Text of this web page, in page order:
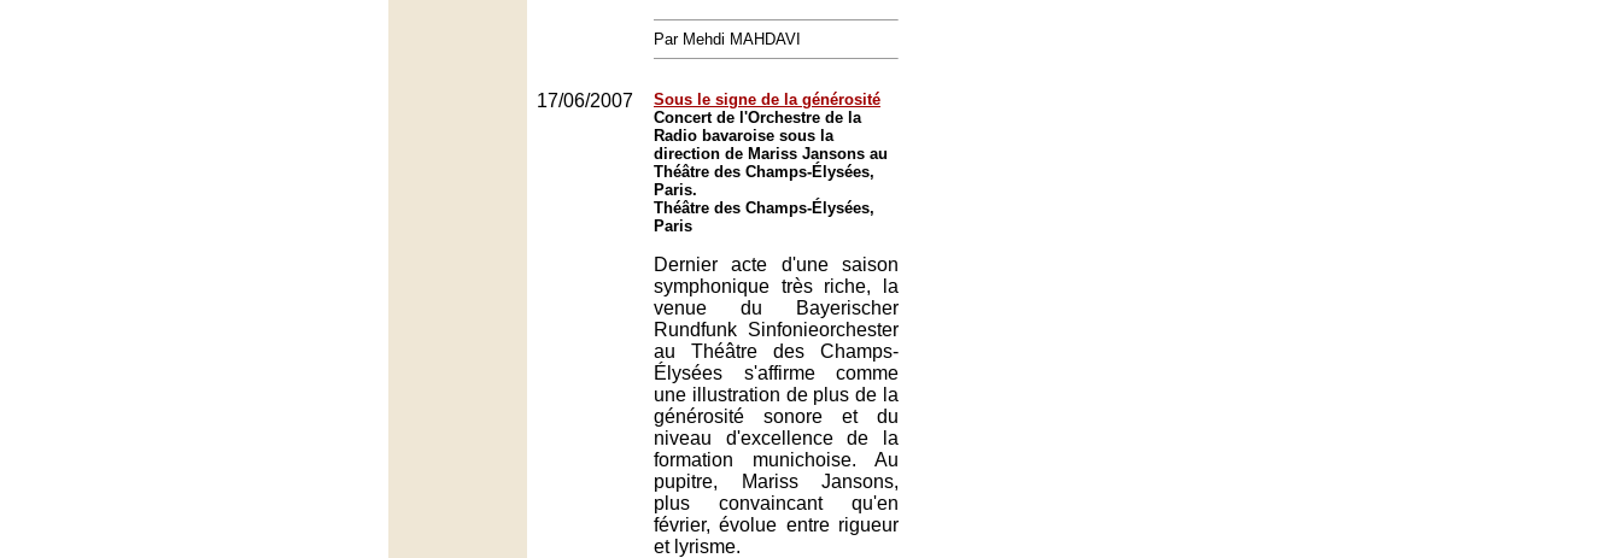
Par Mehdi MAHDAVI
17/06/2007
Sous le signe de la générosité
Concert de l'Orchestre de la
Radio bavaroise sous la
direction de Mariss Jansons au
Théâtre des Champs-Élysées,
Paris.
Théâtre des Champs-Élysées,
Paris
Dernier acte d'une saison
symphonique très riche, la
venue du Bayerischer
Rundfunk Sinfonieorchester
au Théâtre des Champs-
Élysées s'affirme comme
une illustration de plus de la
générosité sonore et du
niveau d'excellence de la
formation munichoise. Au
pupitre, Mariss Jansons,
plus convaincant qu'en
février, évolue entre rigueur
et lyrisme.